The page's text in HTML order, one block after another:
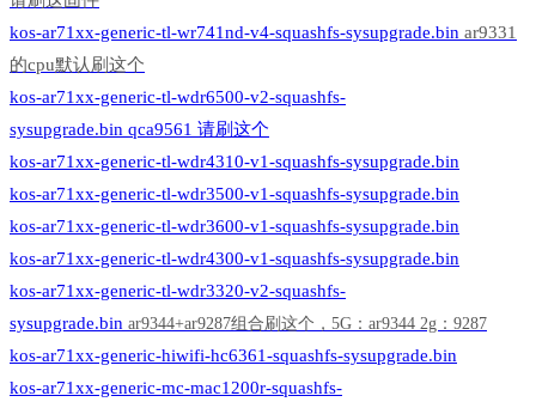
kos-ar71xx-generic-tl-wr741nd-v4-squashfs-sysupgrade.bin ar9331
的cpu默认刷这个
kos-ar71xx-generic-tl-wdr6500-v2-squashfs-
sysupgrade.bin qca9561 请刷这个
kos-ar71xx-generic-tl-wdr4310-v1-squashfs-sysupgrade.bin
kos-ar71xx-generic-tl-wdr3500-v1-squashfs-sysupgrade.bin
kos-ar71xx-generic-tl-wdr3600-v1-squashfs-sysupgrade.bin
kos-ar71xx-generic-tl-wdr4300-v1-squashfs-sysupgrade.bin
kos-ar71xx-generic-tl-wdr3320-v2-squashfs-
sysupgrade.bin ar9344+ar9287组合刷这个 ，5G：ar9344 2g：9287
kos-ar71xx-generic-hiwifi-hc6361-squashfs-sysupgrade.bin
kos-ar71xx-generic-mc-mac1200r-squashfs-